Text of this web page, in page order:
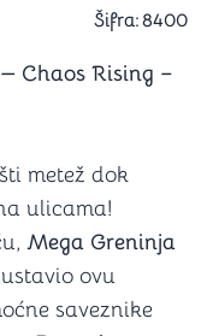
Šifra:8400
Chaos Rising –
metež dok
ulicama!
Mega Greninja
ovu
saveznike